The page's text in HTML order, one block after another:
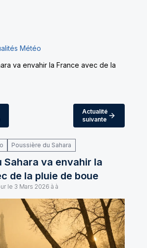
Météo
va envahir la France avec de la
Actualité
suivante
Poussière du Sahara
Sahara va envahir la
de la pluie de boue
le 3 Mars 2026 à à